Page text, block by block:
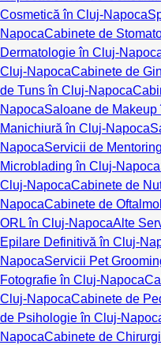
Cosmetică în Cluj-Napoca
NapocaCabinete de
Dermatologie în Cluj-
Cluj-NapocaCabinete de
de Tuns în Cluj-Napoca
NapocaSaloane de
Manichiură în Cluj-Napoca
NapocaServicii de
Microblading în Cluj-Napoca
Cluj-NapocaCabinete de
NapocaCabinete de
ORL în Cluj-NapocaAlte
Epilare Definitivă în Cluj-
NapocaServicii Pet
Fotografie în Cluj-Napoca
Cluj-NapocaCabinete de
de Psihologie în Cluj-
NapocaCabinete de